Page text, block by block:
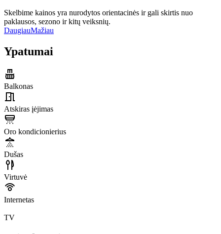
Skelbime kainos yra nurodytos orientacinės ir gali skirtis nuo
paklausos, sezono ir kitų veiksnių.
DaugiauMažiau
Ypatumai
Balkonas
Atskiras įėjimas
Oro kondicionierius
Dušas
Virtuvė
Internetas
TV